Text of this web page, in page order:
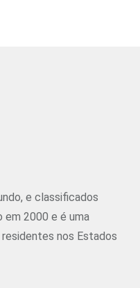
e classificados
em 2000 e é uma
nos Estados